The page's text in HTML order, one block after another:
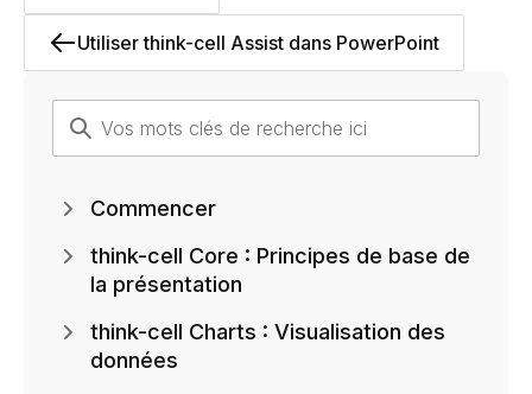
Utiliser think-cell Assist dans PowerPoint
Commencer
think-cell Core : Principes de base de
la présentation
think-cell Charts : Visualisation des
données